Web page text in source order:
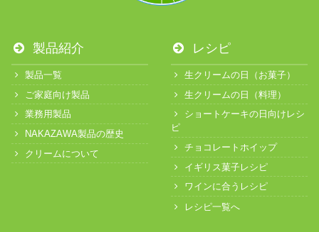
製品紹介
製品一覧
ご家庭向け製品
業務用製品
NAKAZAWA製品の歴史
クリームについて
レシピ
生クリームの日（お菓子）
生クリームの日（料理）
ショートケーキの日向けレシ
ピ
チョコレートホイップ
イギリス菓子レシピ
ワインに合うレシピ
レシピ一覧へ